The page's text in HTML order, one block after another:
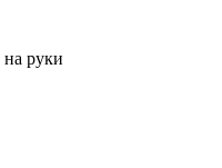
на руки